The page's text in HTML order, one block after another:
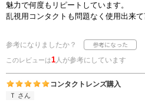
魅力で何度もリピートしています。
乱視用コンタクトも問題なく使用出来て
参考になりましたか？
このレビューは1人が参考にしています
コンタクトレンズ購入
Ｔ さん